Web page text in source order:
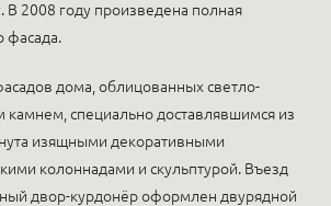
В 2008 году произведена полная
фасада.
дома, облицованных светло-
специально доставлявшимся из
изящными декоративными
колоннадами и скульптурой. Въезд
двор-курдонёр оформлен двурядной